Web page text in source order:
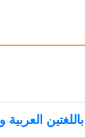
العربية